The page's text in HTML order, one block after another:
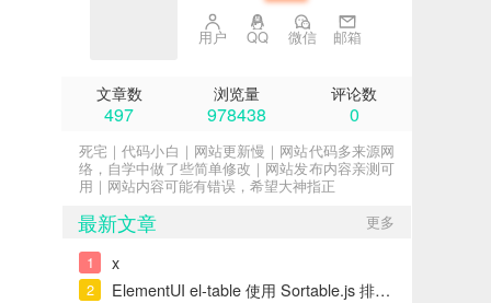
用户 QQ 微信 邮箱
文章数
497
浏览量
978438
评论数
0
死宅｜代码小白｜网站更新慢｜网站代码多来源网
络，自学中做了些简单修改｜网站发布内容亲测可
用｜网站内容可能有错误，希望大神指正
更多
最新文章
1 x
2 ElementUI el-table 使用 Sortable.js 排序错误解决